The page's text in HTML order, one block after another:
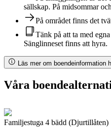
sällskap. På midsommar
På området finns det
Tänk på att ta med
Sänglinneset finns att hyra.
Läs mer om boendeinformation
Våra
Familjestuga 4 bädd (Djurtillåten)